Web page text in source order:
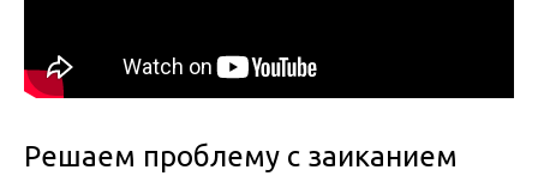
Решаем проблему с заиканием